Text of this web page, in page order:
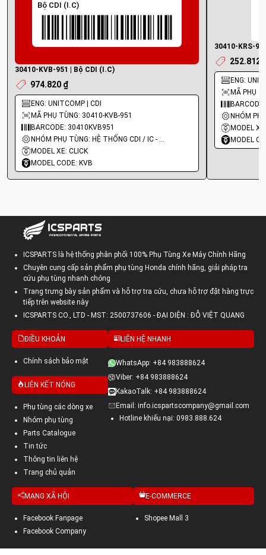
Bộ CDI (I.C)
30410-KVB-951 | Bộ CDI (I.C)
974.820 ₫
ENG: UNITCOMP | CDI
MÃ PHỤ TÙNG: 30410-KVB-951
BARCODE: 30410KVB951
NHÓM PHỤ TÙNG: HỆ THỐNG CDI / IC - MOBIN SƯỜN
MODEL XE: CLICK
MODEL CODE: KVB
30410-KRS-
252.812
ENG:
MÃ PHỤ
MODEL
MODEL
ICSPARTS là hệ thống phân phối 100% Phụ Tùng Xe Máy Chính Hãng
Chuyên cung cấp sản phẩm phụ tùng Honda chính hãng, giải pháp tra
cứu phụ tùng nhanh chóng
Trang trưng bày sản phẩm và hỗ trợ tra cứu, chưa hỗ trợ đặt hàng trực
tiếp trên website này
ICSPARTS CO., LTD - MST: 2500737606 - ĐẠI DIỆN : ĐỖ VIỆT QUANG
ĐIỀU KHOẢN
Chính sách bảo mật
LIÊN KẾT NÓNG
Phụ tùng các dòng xe
Nhóm phụ tùng
Parts Catalogue
Tin tức
Thông tin liên hệ
Trang chủ quản
LIÊN HỆ NHANH
WhatsApp: +84 983888624
Viber: +84 983888624
KakaoTalk: +84 983888624
Email: info.icspartscompany@gmail.com
Hotline khiếu nại: 0983.888.624
MẠNG XÃ HỘI
Facebook Fanpage
Facebook Company
E-COMMERCE
Shopee Mall 3